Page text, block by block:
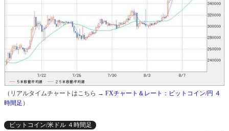
（リアルタイムチャートはこちら → FXチャート＆レート：ビットコイン/円 ４
時間足 ）
ビットコイン/米ドル ４時間足